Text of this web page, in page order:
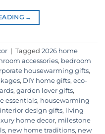
→
| Tagged 2026 home
accessories, bedroom
housewarming gifts,
, DIY home gifts, eco-
, garden lover gifts,
essentials, housewarming
interior design gifts, living
home decor, milestone
, new home traditions, new